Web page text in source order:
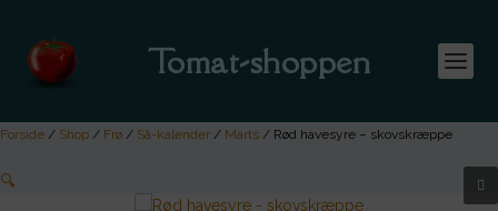
Tomat-shoppen
Forside / Shop / Frø / Så-kalender / Marts / Rød havesyre – skovskræppe
🔍